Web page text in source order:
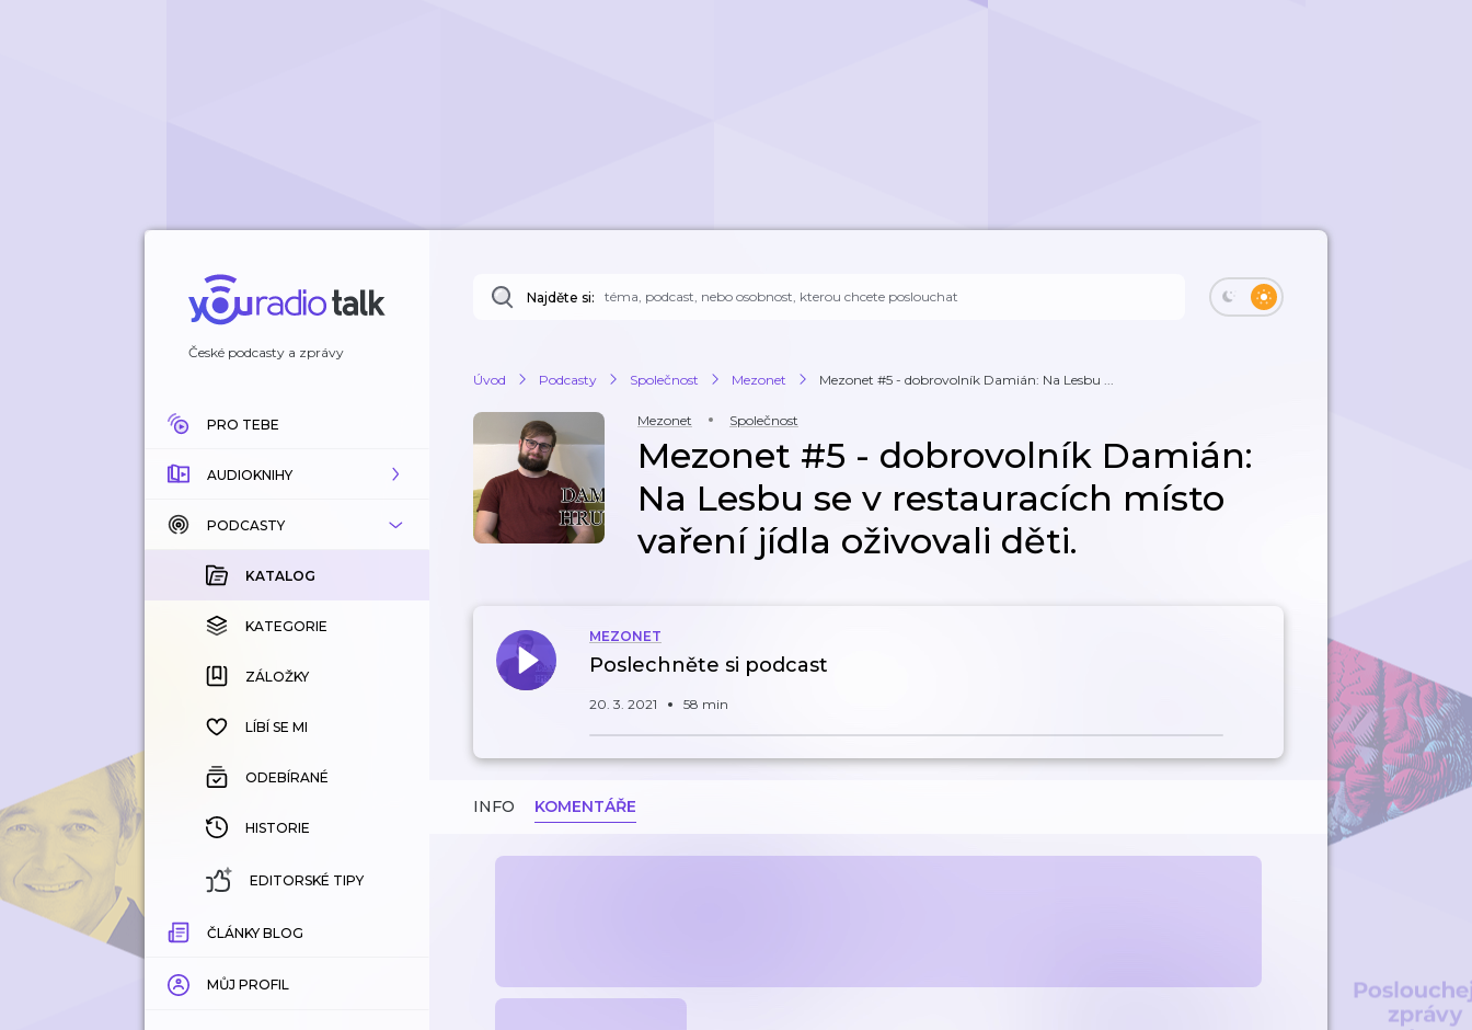
České podcasty a zprávy
PRO TEBE
AUDIOKNIHY
KATALOG
KOUPENÉ
KATEGORIE
ZÁLOŽKY
HISTORIE
PODCASTY
KATALOG
KATEGORIE
ZÁLOŽKY
LÍBÍ SE MI
ODEBÍRANÉ
HISTORIE
EDITORSKÉ TIPY
ČLÁNKY BLOG
MŮJ PROFIL
Najděte si:
Úvod Podcasty Společnost Mezonet Mezonet #5 - dobrovolník Damián: Na Lesbu ...
Mezonet Společnost
Mezonet #5 - dobrovolník Damián:
Na Lesbu se v restauracích místo
vaření jídla oživovali děti.
MEZONET
Poslechněte si podcast
20. 3. 2021 58 min
INFO KOMENTÁŘE